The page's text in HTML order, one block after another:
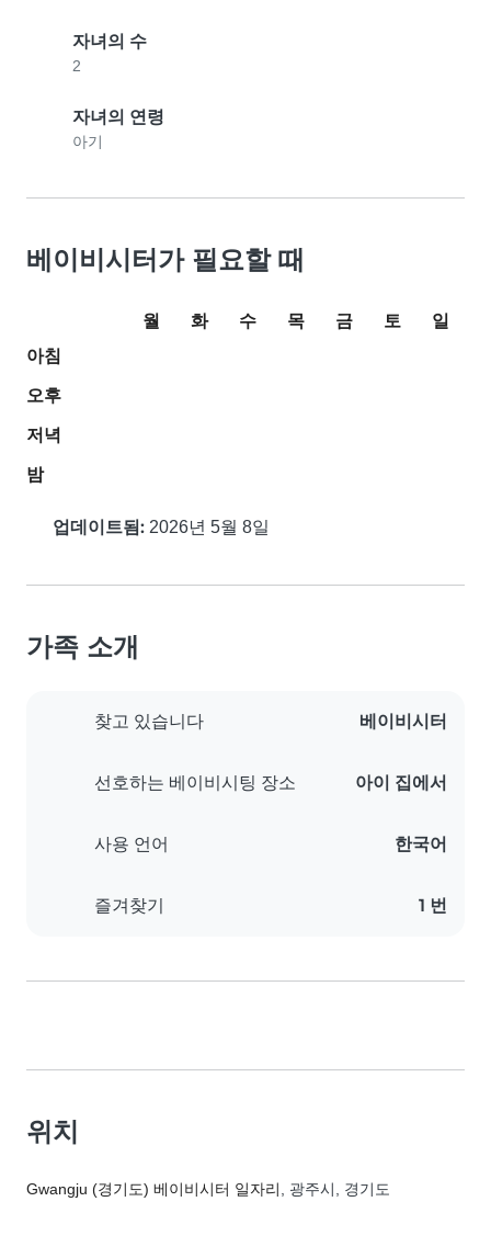
자녀의 수
2
자녀의 연령
아기
베이비시터가 필요할 때
월 화 수 목 금 토
일
아침
오후
저녁
밤
업데이트됨: 2026년 5월 8일
가족 소개
찾고 있습니다 베이비시터
선호하는 베이비시팅 장소 아이 집에서
사용 언어 한국어
즐겨찾기 1 번
위치
Gwangju (경기도) 베이비시터 일자리 , 광주시, 경기도